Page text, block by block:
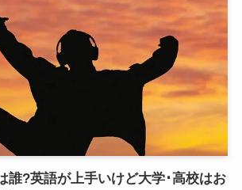
誰?英語が上手いけど大学･高校はお